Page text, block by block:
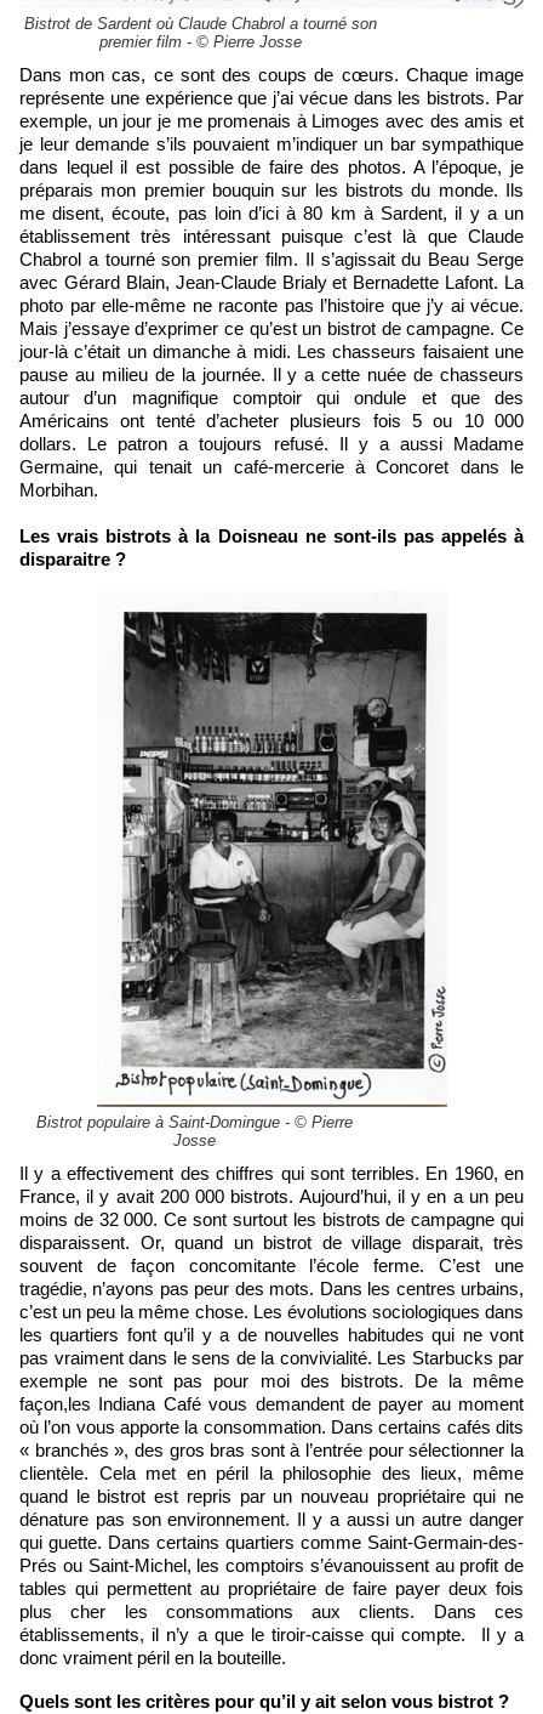
Bistrot de Sardent où Claude Chabrol a tourné son
premier film - © Pierre Josse
Dans mon cas, ce sont des coups de cœurs. Chaque image
représente une expérience que j’ai vécue dans les bistrots. Par
exemple, un jour je me promenais à Limoges avec des amis et
je leur demande s’ils pouvaient m’indiquer un bar sympathique
dans lequel il est possible de faire des photos. A l’époque, je
préparais mon premier bouquin sur les bistrots du monde. Ils
me disent, écoute, pas loin d’ici à 80 km à Sardent, il y a un
établissement très intéressant puisque c’est là que Claude
Chabrol a tourné son premier film. Il s’agissait du Beau Serge
avec Gérard Blain, Jean-Claude Brialy et Bernadette Lafont. La
photo par elle-même ne raconte pas l’histoire que j’y ai vécue.
Mais j’essaye d’exprimer ce qu’est un bistrot de campagne. Ce
jour-là c’était un dimanche à midi. Les chasseurs faisaient une
pause au milieu de la journée. Il y a cette nuée de chasseurs
autour d’un magnifique comptoir qui ondule et que des
Américains ont tenté d’acheter plusieurs fois 5 ou 10 000
dollars. Le patron a toujours refusé. Il y a aussi Madame
Germaine, qui tenait un café-mercerie à Concoret dans le
Morbihan.
Les vrais bistrots à la Doisneau ne sont-ils pas appelés à
disparaitre ?
Bistrot populaire à Saint-Domingue - © Pierre
Josse
France, il y avait 200 000 bistrots. Aujourd’hui, il y en a un peu
moins de 32 000. Ce sont surtout les bistrots de campagne qui
disparaissent. Or, quand un bistrot de village disparait, très
souvent de façon concomitante l’école ferme. C’est une
tragédie, n’ayons pas peur des mots. Dans les centres urbains,
c’est un peu la même chose. Les évolutions sociologiques dans
les quartiers font qu’il y a de nouvelles habitudes qui ne vont
pas vraiment dans le sens de la convivialité. Les Starbucks par
exemple ne sont pas pour moi des bistrots. De la même
façon,les Indiana Café vous demandent de payer au moment
où l’on vous apporte la consommation. Dans certains cafés dits
« branchés », des gros bras sont à l’entrée pour sélectionner la
clientèle. Cela met en péril la philosophie des lieux, même
quand le bistrot est repris par un nouveau propriétaire qui ne
dénature pas son environnement. Il y a aussi un autre danger
qui guette. Dans certains quartiers comme Saint-Germain-des-
Prés ou Saint-Michel, les comptoirs s’évanouissent au profit de
tables qui permettent au propriétaire de faire payer deux fois
plus cher les consommations aux clients. Dans ces
établissements, il n’y a que le tiroir-caisse qui compte. Il y a
donc vraiment péril en la bouteille.
Quels sont les critères pour qu’il y ait selon vous bistrot ?